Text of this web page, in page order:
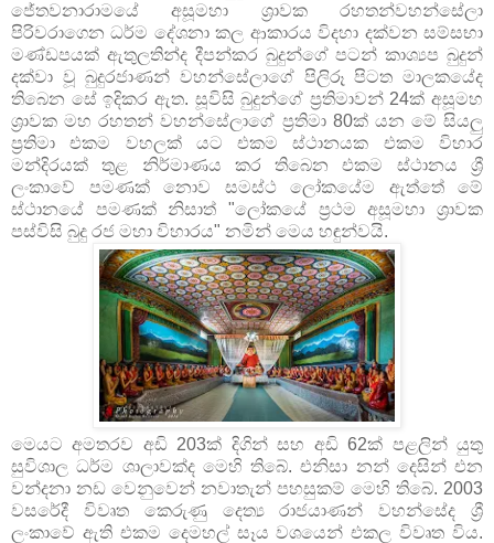
ජේතවනාරාමයේ අසූමහා ශ්‍රාවක රහතන්වහන්සේලා
පිරිවරාගෙන ධර්ම දේශනා කල ආකාරය විදහා දක්වන සම්සභා
මණ්ඩපයක් ඇතුලතින්ද දීපන්කර බුදුන්ගේ පටන් කාශ්‍යප බුදුන්
දක්වා වූ බුදුරජාණන් වහන්සේලාගේ පිලිරූ පිටත මාලකයේද
තිබෙන සේ ඉදිකර ඇත. සූවිසි බුදුන්ගේ ප්‍රතිමාවන් 24ක් අසූමහ
ශ්‍රාවක මහ රහතන් වහන්සේලාගේ ප්‍රතිමා 80ක් යන මේ සියලු
ප්‍රතිමා එකම වහලක් යට එකම ස්ථානයක එකම විහාර
මන්දිරයක් තුළ නිර්මාණය කර තිබෙන එකම ස්ථානය ශ්‍රී
ලංකාවේ පමණක් නොව සමස්ථ ලෝකයේම ඇත්තේ මේ
ස්ථානයේ පමණක් නිසාත් "ලෝකයේ ප්‍රථම අසූමහා ශ්‍රාවක
පස්විසි බුදු රජ මහා විහාරය" නමින් මෙය හඳුන්වයි.
මෙයට අමතරව අඩි 203ක් දිගින් සහ අඩි 62ක් පළලින් යුතු
සුවිශාල ධර්ම ශාලාවක්ද මෙහි තිබේ. එනිසා නන් දෙසින් එන
වන්දනා නඩ වෙනුවෙන් නවාතැන් පහසුකම් මෙහි තිබේ. 2003
වසරේදී විවෘත කෙරුණු දෙත්‍ය රාජයාණන් වහන්සේද ශ්‍රී
ලංකාවේ ඇති එකම දෙමහල් සෑය වශයෙන් එකල විවෘත විය.